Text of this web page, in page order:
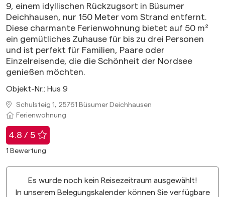
9, einem idyllischen Rückzugsort in Büsumer
Deichhausen, nur 150 Meter vom Strand entfernt.
Diese charmante Ferienwohnung bietet auf 50 m²
ein gemütliches Zuhause für bis zu drei Personen
und ist perfekt für Familien, Paare oder
Einzelreisende, die die Schönheit der Nordsee
genießen möchten.
Objekt-Nr.: Hus 9
Schulsteig 1, 25761 Büsumer Deichhausen
Ferienwohnung
4.8 / 5
1 Bewertung
Es wurde noch kein Reisezeitraum ausgewählt!
In unserem Belegungskalender können Sie verfügbare